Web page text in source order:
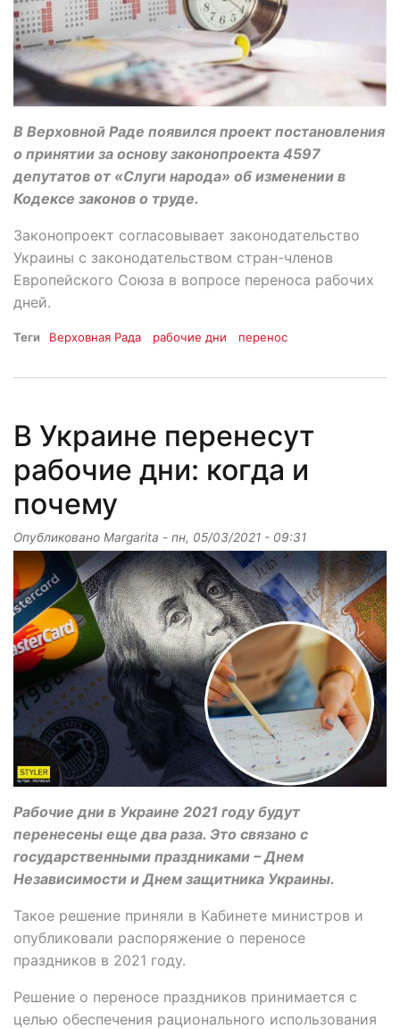
В Верховной Раде появился проект постановления
о принятии за основу законопроекта 4597
депутатов от «Слуги народа» об изменении в
Кодексе законов о труде.
Законопроект согласовывает законодательство
Украины с законодательством стран-членов
Европейского Союза в вопросе переноса рабочих
дней.
Теги Верховная Рада рабочие дни перенос
В Украине перенесут
рабочие дни: когда и
почему
Опубликовано Margarita - пн, 05/03/2021 - 09:31
Рабочие дни в Украине 2021 году будут
перенесены еще два раза. Это связано с
государственными праздниками – Днем
Независимости и Днем защитника Украины.
Такое решение приняли в Кабинете министров и
опубликовали распоряжение о переносе
праздников в 2021 году.
Решение о переносе праздников принимается с
целью обеспечения рационального использования